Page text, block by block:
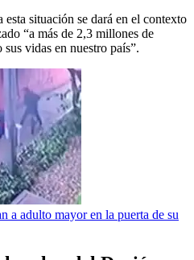
situación se dará en el contexto
“a más de 2,3 millones de
vidas en nuestro país”.
a adulto mayor en la puerta de su